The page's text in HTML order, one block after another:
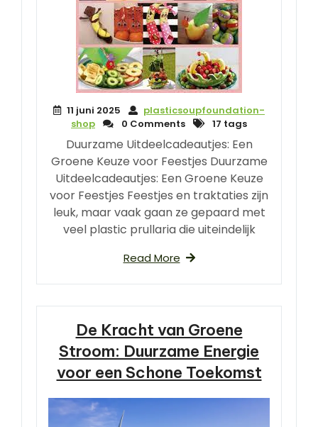
11 juni 2025
plasticsoupfoundation-
shop
0 Comments 17 tags
Duurzame Uitdeelcadeautjes: Een
Groene Keuze voor Feestjes Duurzame
Uitdeelcadeautjes: Een Groene Keuze
voor Feestjes Feestjes en traktaties zijn
leuk, maar vaak gaan ze gepaard met
veel plastic prullaria die uiteindelijk
Read More
De Kracht van Groene
Stroom: Duurzame Energie
voor een Schone Toekomst